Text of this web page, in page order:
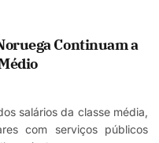
Continuam a
salários da classe média,
com serviços públicos